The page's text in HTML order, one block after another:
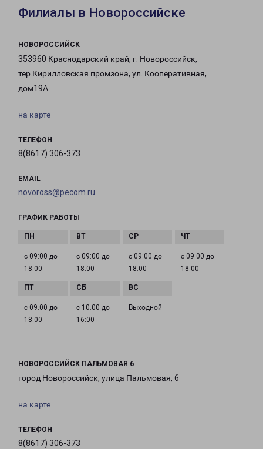
Филиалы в Новороссийске
НОВОРОССИЙСК
353960 Краснодарский край, г. Новороссийск,
тер.Кирилловская промзона, ул. Кооперативная,
дом19А
на карте
ТЕЛЕФОН
8(8617) 306-373
EMAIL
novoross@pecom.ru
ГРАФИК РАБОТЫ
с 09:00 до
18:00
с 09:00 до
18:00
с 09:00 до
18:00
с 09:00 до
18:00
с 09:00 до
18:00
с 10:00 до
16:00
Выходной
НОВОРОССИЙСК ПАЛЬМОВАЯ 6
город Новороссийск, улица Пальмовая, 6
на карте
ТЕЛЕФОН
8(8617) 306-373